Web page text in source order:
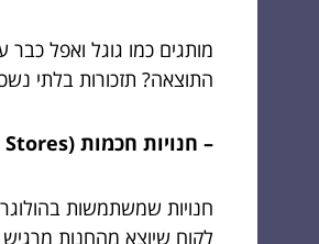
מותגים כמו גוגל ואפל כבר
התוצאה? תזכורות בלתי
– חנויות חכמות (Smart Stores)
חנויות שמשתמשות
לקוח שיוצא מהחנות